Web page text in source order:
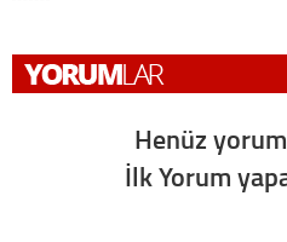
Henüz
İlk Yorum